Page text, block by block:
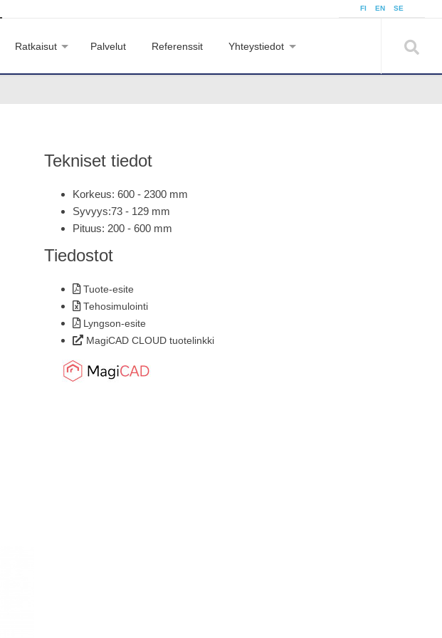
FI EN SE
Ratkaisut Palvelut Referenssit Yhteystiedot
Tekniset tiedot
Korkeus: 600 - 2300 mm
Syvyys:73 - 129 mm
Pituus: 200 - 600 mm
Tiedostot
Tuote-esite
Tehosimulointi
Lyngson-esite
MagiCAD CLOUD tuotelinkki